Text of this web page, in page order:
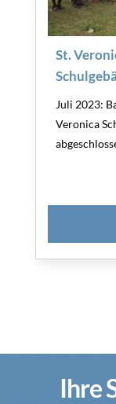
St.
Juli 2023:
Veronica
Ihre